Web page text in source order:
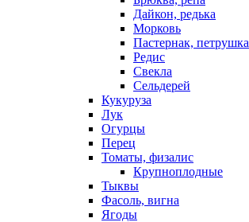
Дайкон, редька
Морковь
Пастернак, петрушка
Редис
Свекла
Сельдерей
Кукуруза
Лук
Огурцы
Перец
Томаты, физалис
Крупноплодные
Тыквы
Фасоль, вигна
Ягоды